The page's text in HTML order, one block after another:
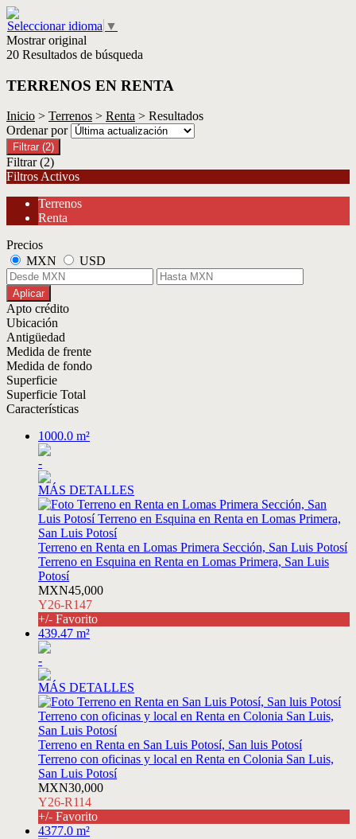
Seleccionar idioma ▼
Mostrar original
20 Resultados de búsqueda
TERRENOS EN RENTA
Inicio > Terrenos > Renta > Resultados
Ordenar por
Filtrar (2)
Filtrar (2)
Filtros Activos
Terrenos
Renta
Precios
MXN
USD
Aplicar
Apto crédito
Ubicación
Antigüedad
Medida de frente
Medida de fondo
Superficie
Superficie Total
Características
1000.0 m²
-
MÁS DETALLES
Terreno en Renta en Lomas Primera Sección, San Luis Potosí
Terreno en Esquina en Renta en Lomas Primera, San Luis
Potosí
MXN45,000
Y26-R147
+/- Favorito
439.47 m²
-
MÁS DETALLES
Terreno en Renta en San Luis Potosí, San luis Potosí
Terreno con oficinas y local en Renta en Colonia San Luis,
San Luis Potosí
MXN30,000
Y26-R114
+/- Favorito
4377.0 m²